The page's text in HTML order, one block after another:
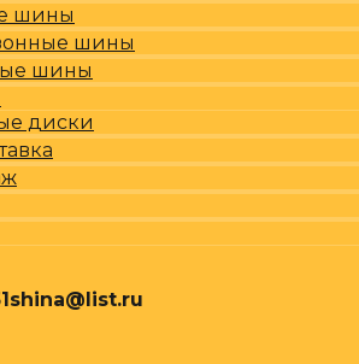
шины
шины
шины
диски